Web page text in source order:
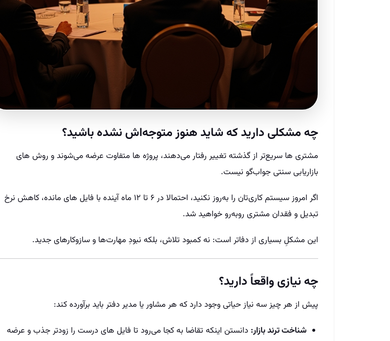
چه مشکلی دارید که شاید هنوز متوجه‌اش نشده باشید؟
مشتری‌ ها سریع‌تر از گذشته تغییر رفتار می‌دهند، پروژه‌ ها متفاوت عرضه می‌شوند و روش‌ های
بازاریابی سنتی جواب‌گو نیست.
اگر امروز سیستم کاری‌تان را به‌روز نکنید، احتمالا در ۶ تا ۱۲ ماه آینده با فایل‌ های مانده، کاهش نرخ
تبدیل و فقدان مشتری روبه‌رو خواهید شد.
این مشکلِ بسیاری از دفاتر است: نه کمبود تلاش، بلکه نبودِ مهارت‌ها و سازوکارهای جدید.
چه نیازی واقعاً دارید؟
پیش از هر چیز سه نیاز حیاتی وجود دارد که هر مشاور یا مدیر دفتر باید برآورده کند:
شناخت ترند بازار: دانستن اینکه تقاضا به کجا می‌رود تا فایل‌ های درست را زودتر جذب و عرضه